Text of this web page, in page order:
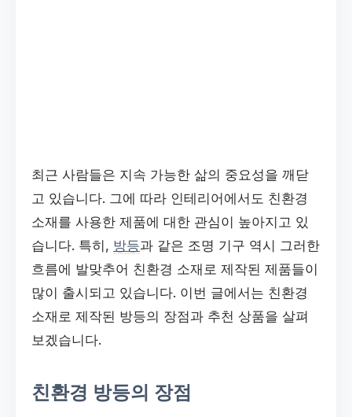
최근 사람들은 지속 가능한 삶의 중요성을 깨닫
고 있습니다. 그에 따라 인테리어에서도 친환경
소재를 사용한 제품에 대한 관심이 높아지고 있
습니다. 특히, 방등과 같은 조명 기구 역시 그러한
흐름에 발맞추어 친환경 소재로 제작된 제품들이
많이 출시되고 있습니다. 이번 글에서는 친환경
소재로 제작된 방등의 장점과 추천 상품을 살펴
보겠습니다.
친환경 방등의 장점